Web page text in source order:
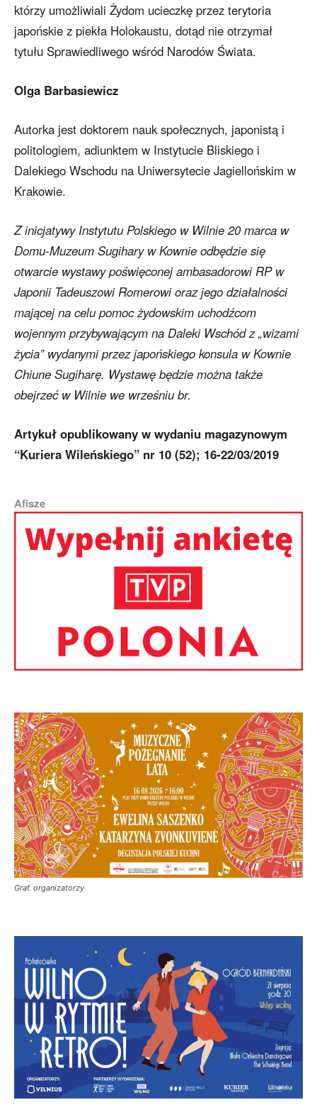
którzy umożliwiali Żydom ucieczkę przez terytoria
japońskie z piekła Holokaustu, dotąd nie otrzymał
tytułu Sprawiedliwego wśród Narodów Świata.
Olga Barbasiewicz
Autorka jest doktorem nauk społecznych, japonistą i
politologiem, adiunktem w Instytucie Bliskiego i
Dalekiego Wschodu na Uniwersytecie Jagiellońskim w
Krakowie.
Z inicjatywy Instytutu Polskiego w Wilnie 20 marca w
Domu-Muzeum Sugihary w Kownie odbędzie się
otwarcie wystawy poświęconej ambasadorowi RP w
Japonii Tadeuszowi Romerowi oraz jego działalności
mającej na celu pomoc żydowskim uchodźcom
wojennym przybywającym na Daleki Wschód z „wizami
życia” wydanymi przez japońskiego konsula w Kownie
Chiune Sugiharę. Wystawę będzie można także
obejrzeć w Wilnie we wrześniu br.
Artykuł opublikowany w wydaniu magazynowym
“Kuriera Wileńskiego” nr 10 (52); 16-22/03/2019
Afisze
Graf. organizatorzy